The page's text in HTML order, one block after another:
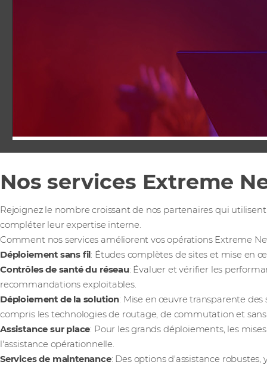
Nos services Extreme
Rejoignez le nombre croissant de nos partenaires qui
compléter leur expertise interne.
Comment nos services améliorent vos opérations Extreme
Déploiement sans fil : Études complètes de sites et mise en
Contrôles de santé du réseau: Évaluer et vérifier les
recommandations exploitables.
Déploiement de la solution: Mise en œuvre transparente des
compris les technologies de routage, de commutation et
Assistance sur place: Pour les grands déploiements, les
l'assistance opérationnelle.
Services de maintenance: Des options d'assistance robustes,